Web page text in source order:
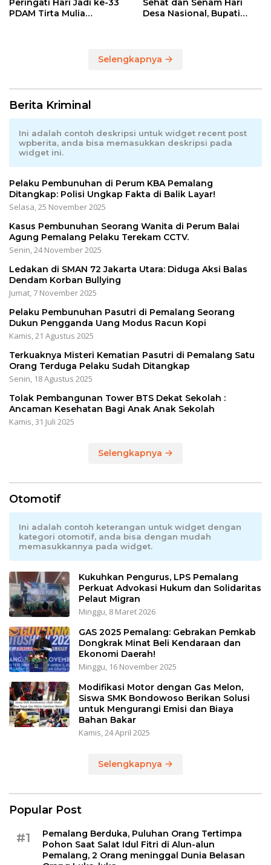
Peringati Hari Jadi ke-33
PDAM Tirta Mulia
Sehat dan Senam Hari
Desa Nasional, Bupati
Selengkapnya
Berita Kriminal
Ini adalah contoh deskripsi untuk widget recent post
wpberita, anda bisa memasukkan deskripsi pada
widget ini.
Pelaku Pembunuhan di Perum KBA Pemalang
Ditangkap: Polisi Ungkap Fakta di Balik Layar!
Selasa, 25 November 2025
Kasus Pembunuhan Seorang Wanita di Perum Balai
Agung Pemalang Pelaku Terekam CCTV.
Senin, 24 November 2025
Ledakan di SMAN 72 Jakarta Utara: Diduga Aksi Balas
Dendam Korban Bullying
Jumat, 7 November 2025
Pelaku Pembunuhan Pasutri di Pemalang Seorang
Dukun Pengganda Uang Modus Racun Kopi
Kamis, 21 Agustus 2025
Terkuaknya Misteri Kematian Pasutri di Pemalang Satu
Orang Terduga Pelaku Sudah Ditangkap
Senin, 18 Agustus 2025
Tolak Pembangunan Tower BTS Dekat Sekolah :
Ancaman Kesehatan Bagi Anak Anak Sekolah
Kamis, 31 Juli 2025
Selengkapnya
Otomotif
Ini adalah contoh keterangan untuk widget dengan
kategori otomotif, anda bisa dengan mudah
memasukkannya pada widget.
Kukuhkan Pengurus, LPS Pemalang
Perkuat Advokasi Hukum dan Solidaritas
Pelaut Migran
Minggu, 8 Maret 2026
GAS 2025 Pemalang: Gebrakan Pemkab
Dongkrak Minat Beli Kendaraan dan
Ekonomi Daerah!
Minggu, 16 November 2025
Modifikasi Motor dengan Gas Melon,
Siswa SMK Bondowoso Berikan Solusi
untuk Mengurangi Emisi dan Biaya
Bahan Bakar
Kamis, 24 April 2025
Selengkapnya
Popular Post
#1
Pemalang Berduka, Puluhan Orang Tertimpa
Pohon Saat Salat Idul Fitri di Alun-alun
Pemalang, 2 Orang meninggal Dunia Belasan